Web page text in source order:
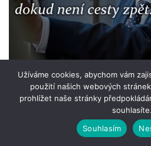
Užíváme cookies, abychom vám
použití našich webových
prohlížet naše stránky
souhlasíte.
Souhlasím